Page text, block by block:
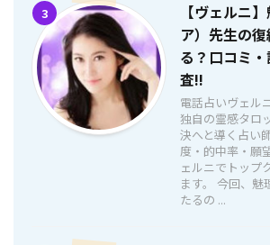
3
【ヴェルニ
ア）先生の
る？口コミ
査!!
電話占いヴェル
独自の霊感タロ
決へと導く占い
度・的中率・願
ェルニでトップ
ます。 今回、魅
たるの ...